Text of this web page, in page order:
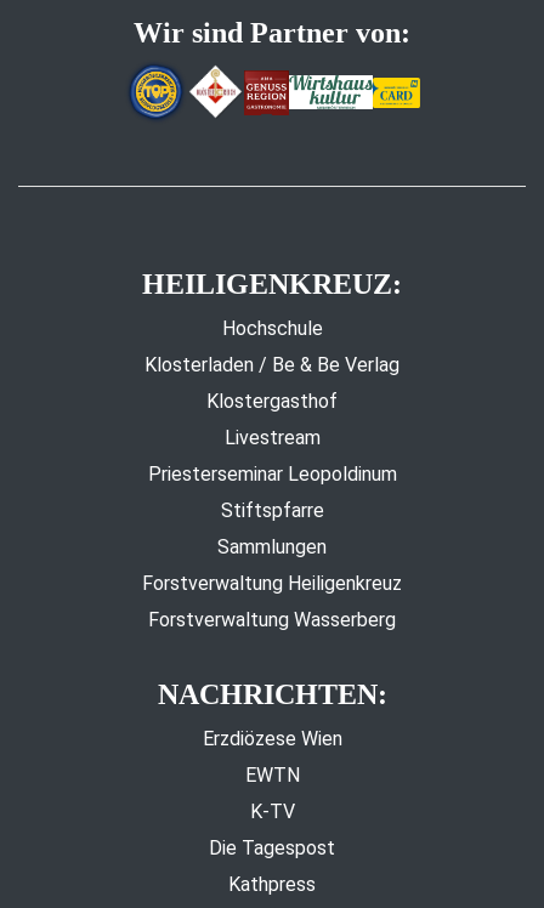
Wir sind Partner von:
HEILIGENKREUZ:
Hochschule
Klosterladen / Be & Be Verlag
Klostergasthof
Livestream
Priesterseminar Leopoldinum
Stiftspfarre
Sammlungen
Forstverwaltung Heiligenkreuz
Forstverwaltung Wasserberg
NACHRICHTEN:
Erzdiözese Wien
EWTN
K-TV
Die Tagespost
Kathpress